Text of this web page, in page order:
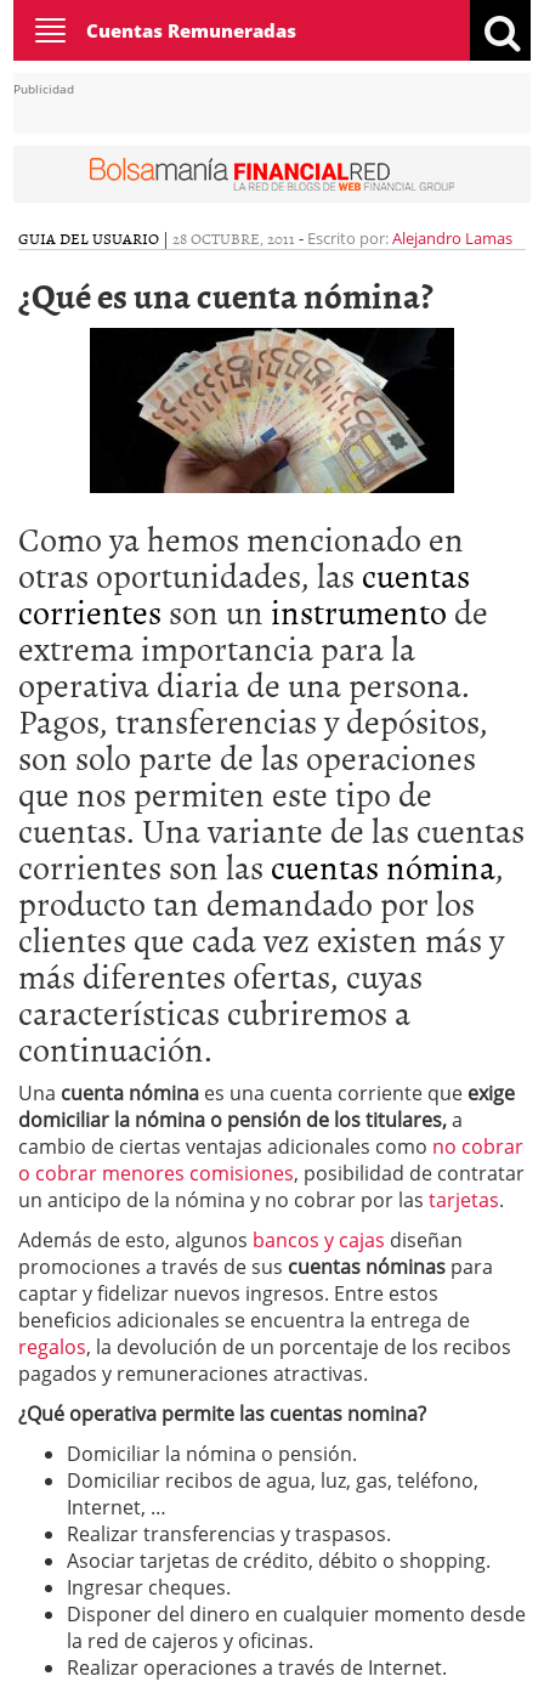
Toggle
navigation
Cuentas Remuneradas
Publicidad
GUIA DEL USUARIO | 28 OCTUBRE, 2011 - Escrito por:Alejandro Lamas
¿Qué es una cuenta nómina?
Como ya hemos mencionado en
otras oportunidades, lascuentas
corrientesson uninstrumentode
extrema importancia para la
operativa diaria de una persona.
Pagos, transferencias y depósitos,
son solo parte de las operaciones
que nos permiten este tipo de
cuentas. Una variante de las cuentas
corrientes son lascuentas nómina,
producto tan demandado por los
clientes que cada vez existen más y
más diferentes ofertas, cuyas
características cubriremos a
continuación.
Una cuenta nómina es una cuenta corriente que exige
domiciliar la nómina o pensión de los titulares,a
cambio de ciertas ventajas adicionales como no cobrar
o cobrar menores comisiones, posibilidad de contratar
un anticipo de la nómina y no cobrar por las tarjetas.
Además de esto, algunos bancos y cajas diseñan
promociones a través de sus cuentas nóminas para
captar y fidelizar nuevos ingresos. Entre estos
beneficios adicionales se encuentra la entrega de
regalos, la devolución de un porcentaje de los recibos
pagados y remuneraciones atractivas.
¿Qué operativa permite las cuentas nomina?
Domiciliar la nómina o pensión.
Domiciliar recibos de agua, luz, gas, teléfono,
Internet, …
Realizar transferencias y traspasos.
Asociar tarjetas de crédito, débito o shopping.
Ingresar cheques.
Disponer del dinero en cualquier momento desde
la red de cajeros y oficinas.
Realizar operaciones a través de Internet.